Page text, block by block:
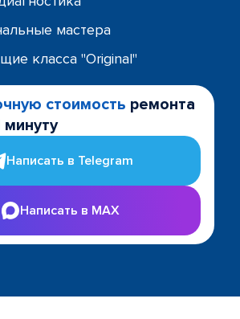
мастера
класса "Original"
стоимость ремонта
минуту
Написать в Telegram
Написать в MAX